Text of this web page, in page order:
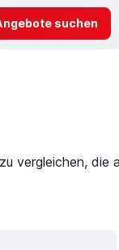
suchen
vergleichen, die